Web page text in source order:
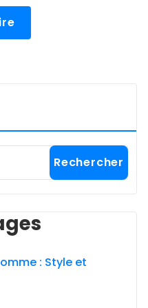
Rechercher
: Style et